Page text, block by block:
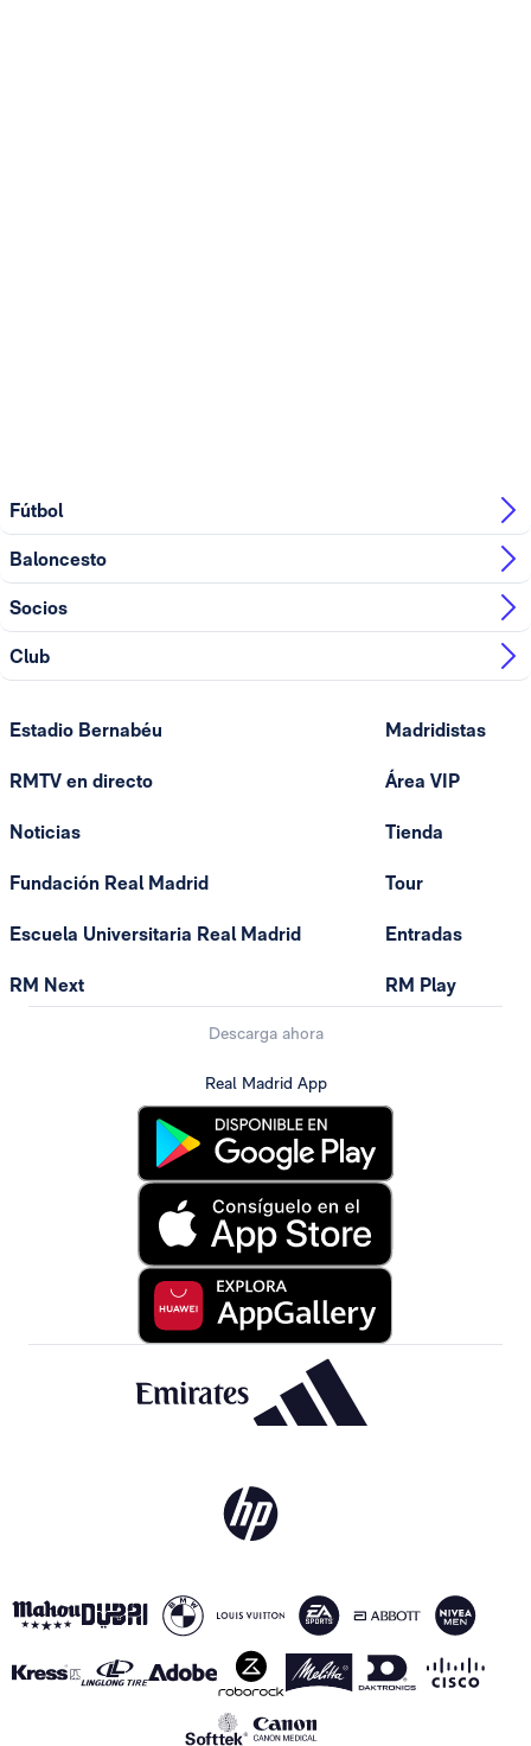
Fútbol
Baloncesto
Socios
Club
Estadio Bernabéu
RMTV en directo
Noticias
Fundación Real Madrid
Escuela Universitaria Real Madrid
RM Next
Madridistas
Área VIP
Tienda
Tour
Entradas
RM Play
Descarga ahora
Real Madrid App